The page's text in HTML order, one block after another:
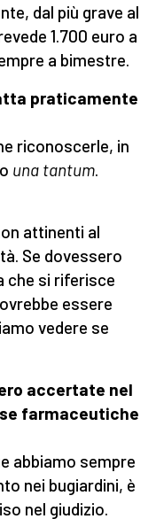
dal più grave al
1.700 euro a
a bimestre.
praticamente
riconoscerle, in
una tantum.
attinenti al
Se dovessero
che si riferisce
essere
vedere se
accertate nel
farmaceutiche
abbiamo sempre
nei bugiardini, è
nel giudizio.